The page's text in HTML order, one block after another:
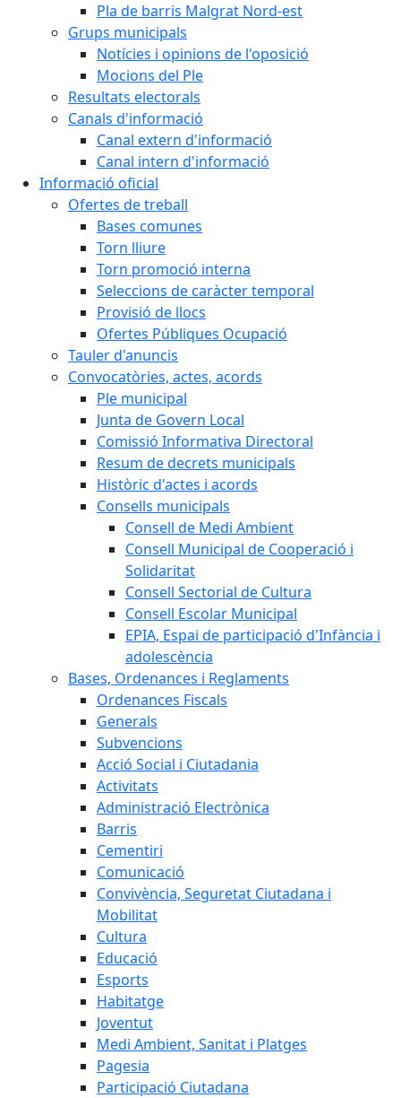
Pla de barris Malgrat Nord-est
Grups municipals
Notícies i opinions de l'oposició
Mocions del Ple
Resultats electorals
Canals d'informació
Canal extern d'informació
Canal intern d'informació
Informació oficial
Ofertes de treball
Bases comunes
Torn lliure
Torn promoció interna
Seleccions de caràcter temporal
Provisió de llocs
Ofertes Públiques Ocupació
Tauler d'anuncis
Convocatòries, actes, acords
Ple municipal
Junta de Govern Local
Comissió Informativa Directoral
Resum de decrets municipals
Històric d'actes i acords
Consells municipals
Consell de Medi Ambient
Consell Municipal de Cooperació i
Solidaritat
Consell Sectorial de Cultura
Consell Escolar Municipal
EPIA, Espai de participació d'Infància i
adolescència
Bases, Ordenances i Reglaments
Ordenances Fiscals
Generals
Subvencions
Acció Social i Ciutadania
Activitats
Administració Electrònica
Barris
Cementiri
Comunicació
Convivència, Seguretat Ciutadana i
Mobilitat
Cultura
Educació
Esports
Habitatge
Joventut
Medi Ambient, Sanitat i Platges
Pagesia
Participació Ciutadana